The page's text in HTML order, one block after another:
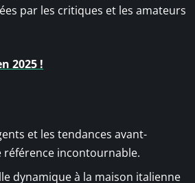
par les critiques et les amateurs
2025 !
et les tendances avant-
référence incontournable.
dynamique à la maison italienne